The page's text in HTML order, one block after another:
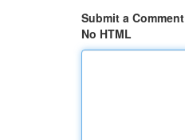
Submit a Comment
No HTML